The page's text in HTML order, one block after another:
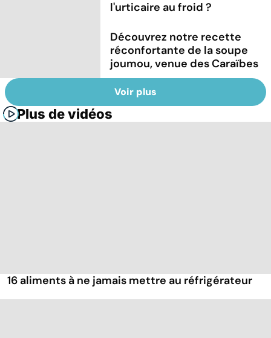
l'urticaire au froid ?
Découvrez notre recette
réconfortante de la soupe
joumou, venue des Caraïbes
Voir plus
Plus de vidéos
16 aliments à ne jamais mettre au réfrigérateur